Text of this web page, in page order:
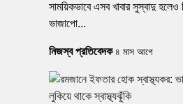
সাময়িকভাবে এসব খাবার সুস্বাদু
ভাজাপো...
নিজস্ব প্রতিবেদক ৪ মাস আগে